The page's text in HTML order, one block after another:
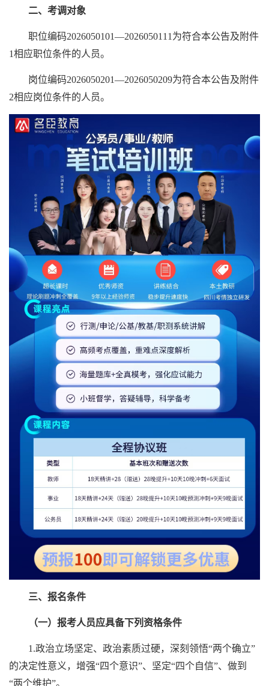
二、考调对象
职位编码2026050101—2026050111为符合本公告及附件
1相应职位条件的人员。
岗位编码2026050201—2026050209为符合本公告及附件
2相应岗位条件的人员。
三、报名条件
（一）报考人员应具备下列资格条件
1.政治立场坚定、政治素质过硬，深刻领悟“两个确立”
的决定性意义，增强“四个意识”、坚定“四个自信”、做到
“两个维护”。